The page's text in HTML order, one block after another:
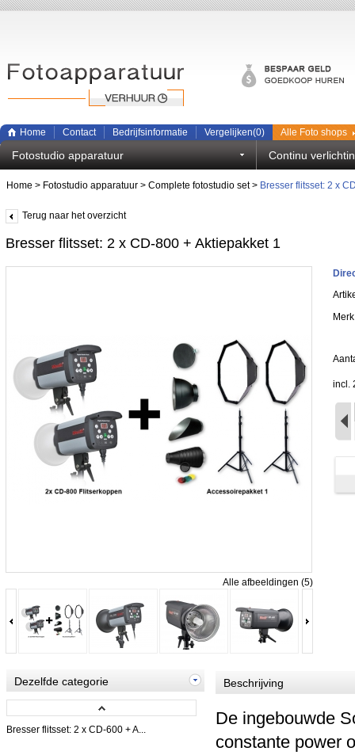
Home Contact Bedrijfsinformatie Vergelijken(0) Alle Foto shops
Fotostudio apparatuur Continu
Home > Fotostudio apparatuur > Complete fotostudio set> Bresser flitsset: 2 x
Terug naar het overzicht
Bresser flitsset: 2 x CD-800 + Aktiepakket 1
Alle afbeeldingen (5)
incl.
Dezelfde categorie
Bresser flitsset: 2 x CD-600 + A...
Beschrijving
De ingebouwde
constante power